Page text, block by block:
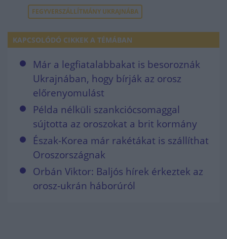
FEGYVERSZÁLLÍTMÁNY UKRAJNÁBA
KAPCSOLÓDÓ CIKKEK A TÉMÁBAN
Már a legfiatalabbakat is besoroznák
Ukrajnában, hogy bírják az orosz
előrenyomulást
Példa nélküli szankciócsomaggal
sújtotta az oroszokat a brit kormány
Észak-Korea már rakétákat is szállíthat
Oroszországnak
Orbán Viktor: Baljós hírek érkeztek az
orosz-ukrán háborúról